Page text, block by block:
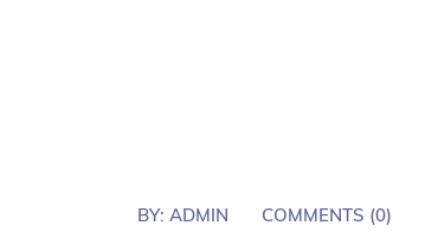
BY:ADMIN COMMENTS (0)